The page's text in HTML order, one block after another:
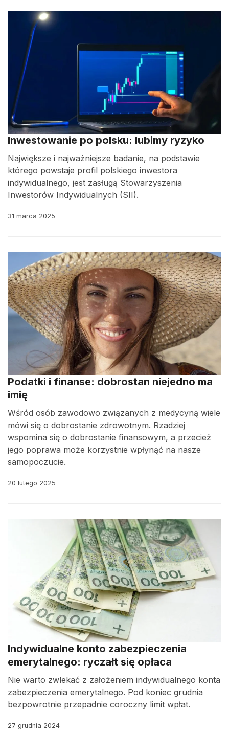
Inwestowanie po polsku: lubimy ryzyko
Największe i najważniejsze badanie, na podstawie
którego powstaje profil polskiego inwestora
indywidualnego, jest zasługą Stowarzyszenia
Inwestorów Indywidualnych (SII).
31 marca 2025
Podatki i finanse: dobrostan niejedno ma
imię
Wśród osób zawodowo związanych z medycyną wiele
mówi się o dobrostanie zdrowotnym. Rzadziej
wspomina się o dobrostanie finansowym, a przecież
jego poprawa może korzystnie wpłynąć na nasze
samopoczucie.
20 lutego 2025
Indywidualne konto zabezpieczenia
emerytalnego: ryczałt się opłaca
Nie warto zwlekać z założeniem indywidualnego konta
zabezpieczenia emerytalnego. Pod koniec grudnia
bezpowrotnie przepadnie coroczny limit wpłat.
27 grudnia 2024